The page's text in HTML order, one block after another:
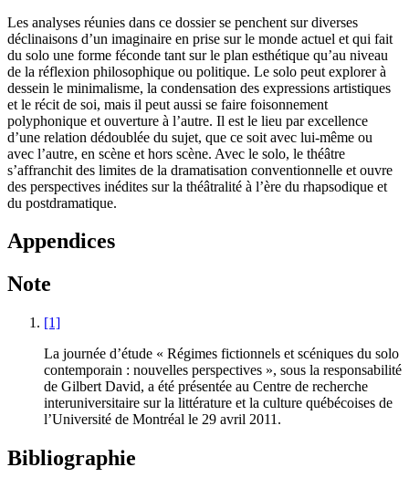
Les analyses réunies dans ce dossier se penchent sur diverses
déclinaisons d’un imaginaire en prise sur le monde actuel et qui fait
du solo une forme féconde tant sur le plan esthétique qu’au niveau
de la réflexion philosophique ou politique. Le solo peut explorer à
dessein le minimalisme, la condensation des expressions artistiques
et le récit de soi, mais il peut aussi se faire foisonnement
polyphonique et ouverture à l’autre. Il est le lieu par excellence
d’une relation dédoublée du sujet, que ce soit avec lui-même ou
avec l’autre, en scène et hors scène. Avec le solo, le théâtre
s’affranchit des limites de la dramatisation conventionnelle et ouvre
des perspectives inédites sur la théâtralité à l’ère du rhapsodique et
du postdramatique.
Appendices
Note
[1]
La journée d’étude « Régimes fictionnels et scéniques du solo
contemporain : nouvelles perspectives », sous la responsabilité
de Gilbert David, a été présentée au Centre de recherche
interuniversitaire sur la littérature et la culture québécoises de
l’Université de Montréal le 29 avril 2011.
Bibliographie